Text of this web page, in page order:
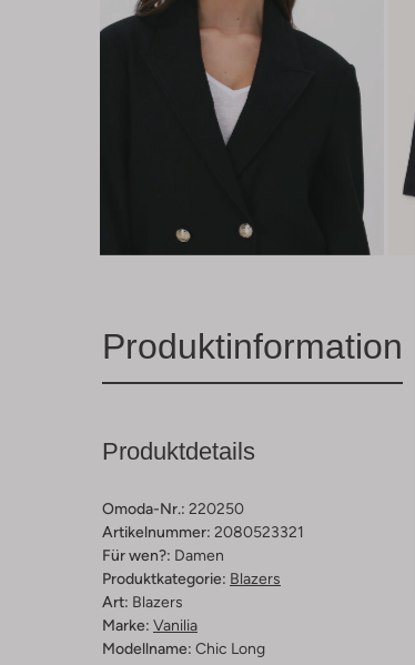
Produktinformation
Produktdetails
Omoda-Nr.: 220250
Artikelnummer: 2080523321
Für wen?: Damen
Produktkategorie: Blazers
Art: Blazers
Marke: Vanilia
Modellname: Chic Long